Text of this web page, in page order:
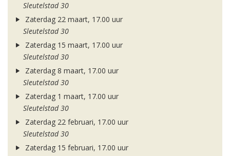
Sleutelstad 30
Zaterdag 22 maart, 17.00 uur
Sleutelstad 30
Zaterdag 15 maart, 17.00 uur
Sleutelstad 30
Zaterdag 8 maart, 17.00 uur
Sleutelstad 30
Zaterdag 1 maart, 17.00 uur
Sleutelstad 30
Zaterdag 22 februari, 17.00 uur
Sleutelstad 30
Zaterdag 15 februari, 17.00 uur